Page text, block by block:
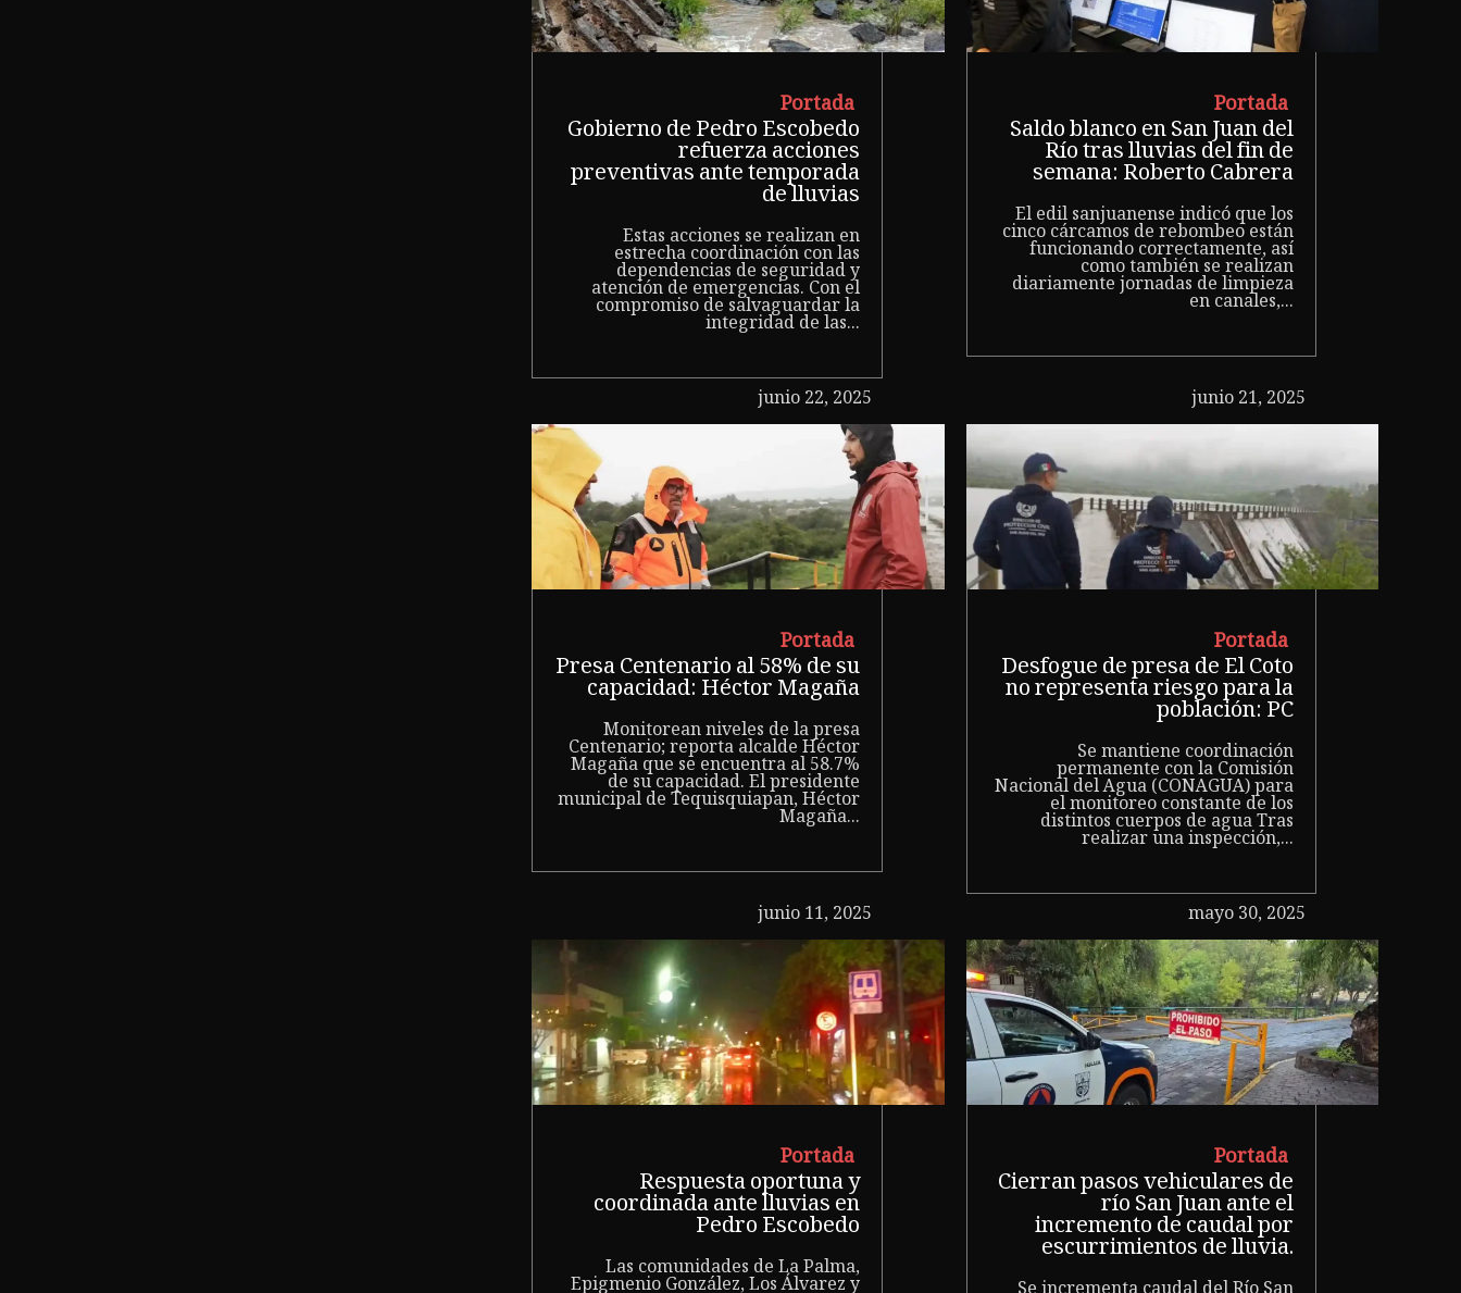
Portada
Gobierno de Pedro Escobedo
refuerza acciones
preventivas ante temporada
de lluvias
Estas acciones se realizan en
estrecha coordinación con las
dependencias de seguridad y
atención de emergencias. Con el
compromiso de salvaguardar la
integridad de las...
Portada
Saldo blanco en San Juan del
Río tras lluvias del fin de
semana: Roberto Cabrera
El edil sanjuanense indicó que los
cinco cárcamos de rebombeo están
funcionando correctamente, así
como también se realizan
diariamente jornadas de limpieza
en canales,...
junio 22, 2025
Portada
Presa Centenario al 58% de su
capacidad: Héctor Magaña
Monitorean niveles de la presa
Centenario; reporta alcalde Héctor
Magaña que se encuentra al 58.7%
de su capacidad. El presidente
municipal de Tequisquiapan, Héctor
Magaña...
junio 21, 2025
Portada
Desfogue de presa de El Coto
no representa riesgo para la
población: PC
Se mantiene coordinación
permanente con la Comisión
Nacional del Agua (CONAGUA) para
el monitoreo constante de los
distintos cuerpos de agua Tras
realizar una inspección,...
junio 11, 2025
Portada
Respuesta oportuna y
coordinada ante lluvias en
Pedro Escobedo
Las comunidades de La Palma,
Epigmenio González, Los Álvarez y
mayo 30, 2025
Portada
Cierran pasos vehiculares de
río San Juan ante el
incremento de caudal por
escurrimientos de lluvia.